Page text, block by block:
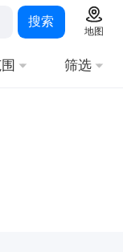
搜索
地图
筛选